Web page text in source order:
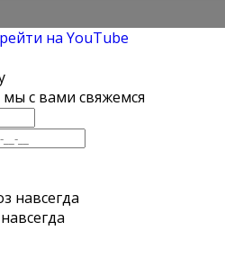
на YouTube
с вами свяжемся